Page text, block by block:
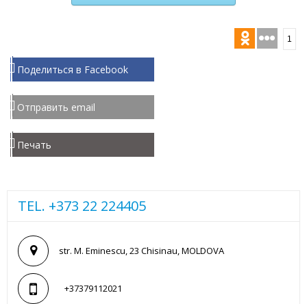
1
Поделиться в Facebook
Отправить email
Печать
TEL. +373 22 224405
str. M. Eminescu, 23 Chisinau, MOLDOVA
+37379112021